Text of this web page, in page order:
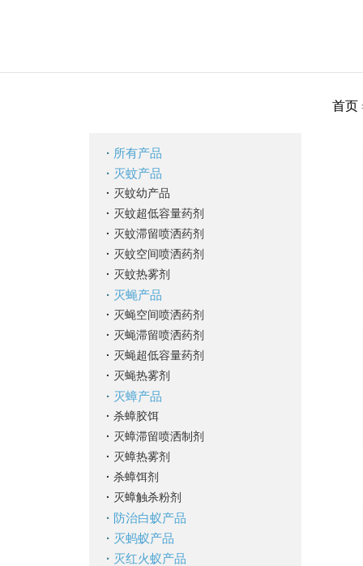
首页
· 所有产品
· 灭蚊产品
· 灭蚊幼产品
· 灭蚊超低容量药剂
· 灭蚊滞留喷洒药剂
· 灭蚊空间喷洒药剂
· 灭蚊热雾剂
· 灭蝇产品
· 灭蝇空间喷洒药剂
· 灭蝇滞留喷洒药剂
· 灭蝇超低容量药剂
· 灭蝇热雾剂
· 灭蟑产品
· 杀蟑胶饵
· 灭蟑滞留喷洒制剂
· 灭蟑热雾剂
· 杀蟑饵剂
· 灭蟑触杀粉剂
· 防治白蚁产品
· 灭蚂蚁产品
· 灭红火蚁产品